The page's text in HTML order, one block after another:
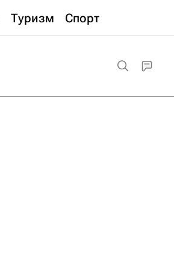
Туризм Спорт